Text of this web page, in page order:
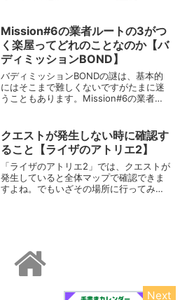
せる人」はどこにいるのでしょうか。そ
こで今回は、死霊使いの笛...
Mission#6の業者ルートの3がつ
く楽屋ってどれのことなのか【バ
ディミッションBOND】
バディミッションBONDの謎は、基本的
にはそこまで難しくないですがたまに迷
うこともあります。Mission#6の業者ル
こで今回は、Mission#6の業者ルートの3
が...
クエストが発生しない時に確認す
ること【ライザのアトリエ2】
「ライザのアトリエ2」では、クエストが
発生していると全体マップで確認できま
すよね。でもいざその場所に行ってみる